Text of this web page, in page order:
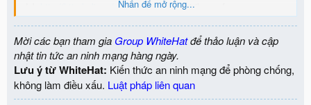
/wheezy main contrib non-free
debhttp://http.kali.org/kalikali-dev main/debian-installer
deb-srchttp://http.kali.org/kalikali-dev main contrib non-free
debhttp://http.kali.org/kalikali main contrib non-free
debhttp://http.kali.org/kali kali main/debian-installer
deb-srchttp://http.kali.org/kalikali main contrib non-free
Nhấn để mở rộng...
Mời các bạn tham gia Group WhiteHatđể thảo luận và cập
nhật tin tức an ninh mạng hàng ngày.
Lưu ý từ WhiteHat: Kiến thức an ninh mạng để phòng chống,
không làm điều xấu. Luật pháp liên quan